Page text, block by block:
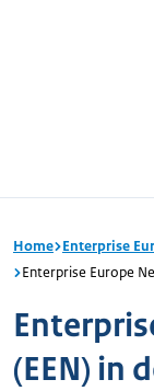
Home Enterprise
Enterprise Europe
(EEN) in